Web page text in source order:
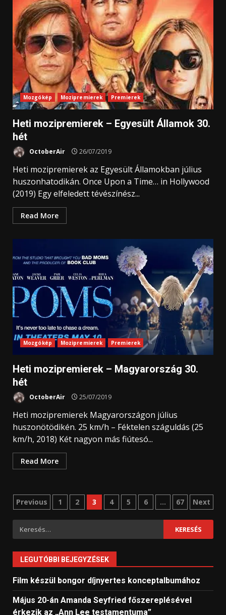
Mozgókép Mozipremierek Premierek
Heti mozipremierek – Egyesült Államok 30.
hét
OctoberAir 26/07/2019
Heti mozipremierek az Egyesült Államokban július
huszonhatodikán. Once Upon a Time… in Hollywood
(2019) Egy elfeledett tévészínész...
Read More
Mozgókép Mozipremierek Premierek
Heti mozipremierek – Magyarország 30.
hét
OctoberAir 25/07/2019
Heti mozipremierek Magyarországon július
huszonötödikén. 25 km/h – Féktelen száguldás (25
km/h, 2018) Két nagyon más fiútesó...
Read More
Bejegyzések
lapozása
Previous 1 2 3 4 5 6 … 67 Next
Keresés:
LEGUTÓBBI BEJEGYZÉSEK
Film készül bongor díjnyertes konceptalbumához
Május 20-án Amanda Seyfried főszereplésével
érkezik az „Ann Lee testamentuma”